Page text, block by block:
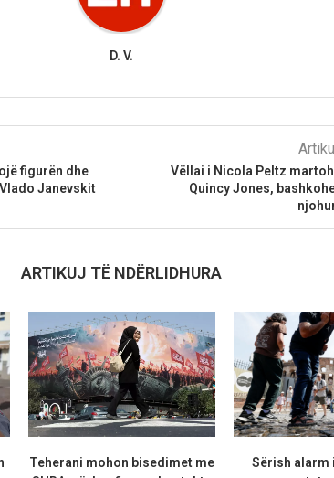
D. V.
figurën dhe
Janevskit
Vëllai i Nicola Peltz
Quincy Jones,
ARTIKUJ TË NDËRLIDHURA
Teherani mohon bisedimet me
Sërish alarm